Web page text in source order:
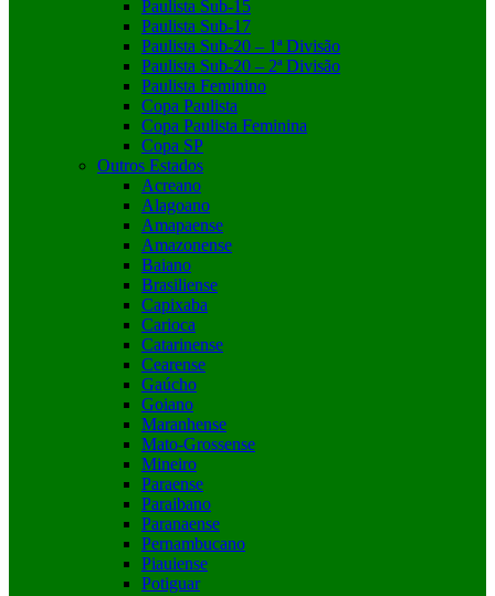
Paulista Sub-15
Paulista Sub-17
Paulista Sub-20 – 1ª Divisão
Paulista Sub-20 – 2ª Divisão
Paulista Feminino
Copa Paulista
Copa Paulista Feminina
Copa SP
Outros Estados
Acreano
Alagoano
Amapaense
Amazonense
Baiano
Brasiliense
Capixaba
Carioca
Catarinense
Cearense
Gaúcho
Goiano
Maranhense
Mato-Grossense
Mineiro
Paraense
Paraibano
Paranaense
Pernambucano
Piauiense
Potiguar